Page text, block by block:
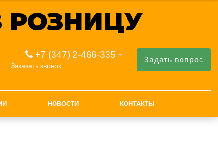
+7 (347) 2-466-335
Заказать звонок
Задать вопрос
НОВОСТИ КОНТАКТЫ